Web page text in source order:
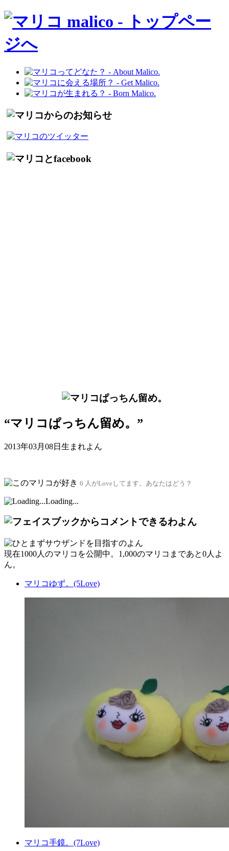
“マリコぱっちん留め。”
2013年03月08日生まれよん
6 人がLoveしてます。あなたはどう？
Loading...
現在1000人 のマリコを公開中。1,000のマリコまであと0人 よ
ん。
マリコゆず。(5Love)
マリコ手鏡。(7Love)